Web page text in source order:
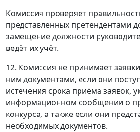
Комиссия проверяет
представленных претендентами
замещение должности
ведёт их учёт.
12. Комиссия не принимает
ним документами, если они
истечения срока приёма заявок,
информационном сообщении о
конкурса, а также если они
необходимых документов.